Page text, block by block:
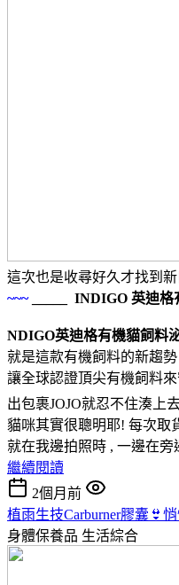
這次也是收尋好久才找到
~~~_____ INDIGO 英迪格
NDIGO英迪格有機貓飼料
就是這款有機飼料的新趨
讓全球認證頂尖有機飼料
出包裹JOJO就忍不住湊上
貓咪其實很聰明耶! 每次取
就在我邊拍照時 , 一邊在
繼續閱讀
2個月前
植雨生技Carburner膠囊👙
身體保養品 生活綜合